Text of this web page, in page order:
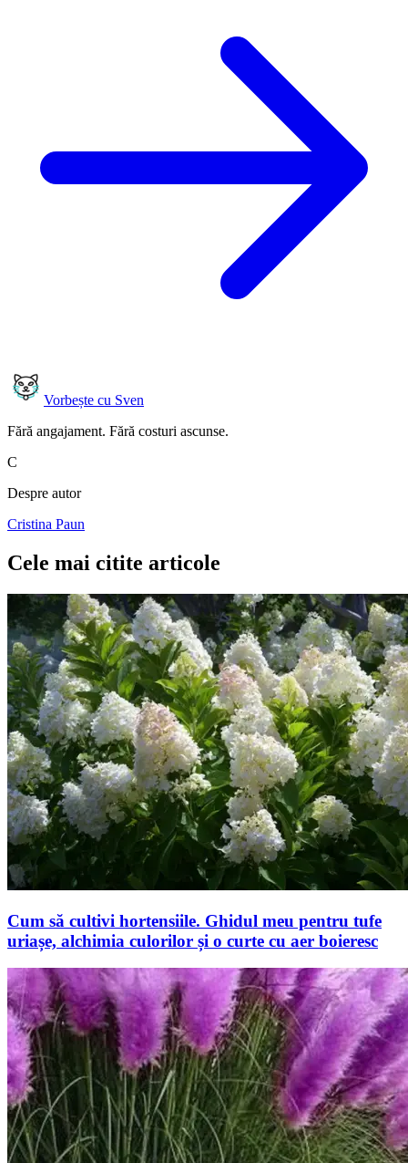
Vorbește cu Sven
Fără angajament. Fără costuri ascunse.
C
Despre autor
Cristina Paun
Cele mai citite articole
Cum să cultivi hortensiile. Ghidul meu pentru tufe
uriașe, alchimia culorilor și o curte cu aer boieresc